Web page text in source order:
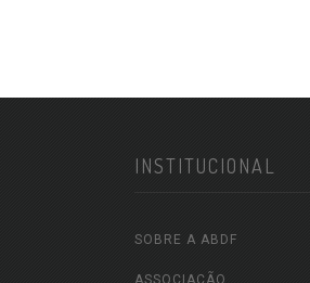
INSTITUCIONAL
SOBRE A ABDF
ASSOCIAÇÃO